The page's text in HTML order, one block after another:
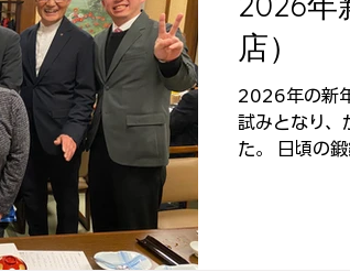
店）
2026年の新
試みとなり、
た。 日頃の